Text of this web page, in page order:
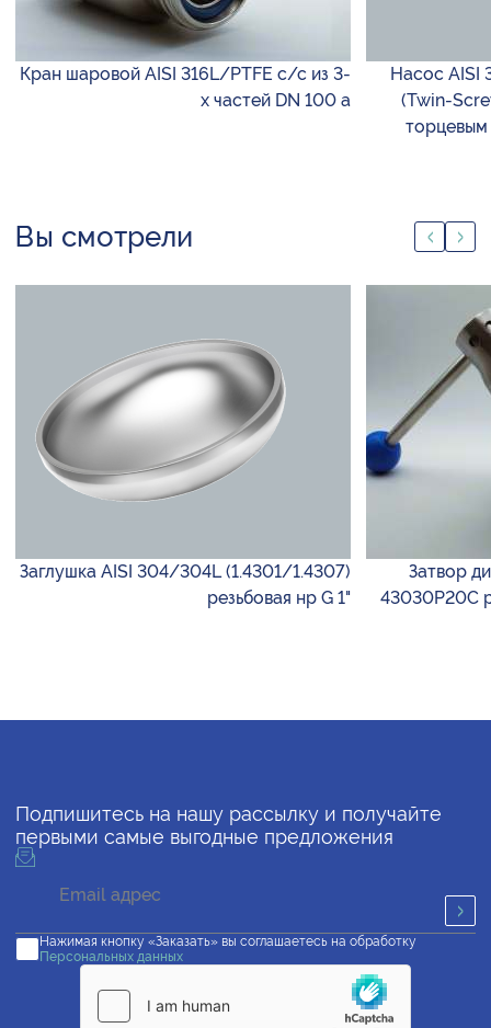
Кран шаровой AISI 316L/PTFE с/с из 3-
х частей DN 100 а
Насос AISI
(Twin-
Вы смотрели
Заглушка AISI 304/304L (1.4301/1.4307)
резьбовая нр G 1"
Затвор
43030P20C
Подпишитесь на нашу рассылку и получайте
первыми самые выгодные предложения
Нажимая кнопку «Заказать» вы соглашаетесь на обработку
Персональных данных